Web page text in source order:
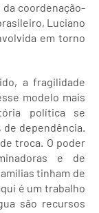
da coordenação-
Luciano
em torno
a fragilidade
modelo mais
política se
dependência.
troca. O poder
e de
tinham de
é um trabalho
são recursos